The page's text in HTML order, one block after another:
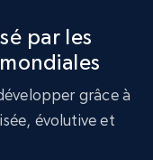
gratuit
using
par les
grâce à
évolutive et